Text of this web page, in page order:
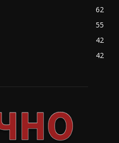
62
55
42
42